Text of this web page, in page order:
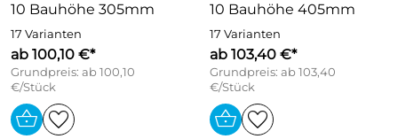
10 Bauhöhe 305mm
17 Varianten
ab 100,10 €*
Grundpreis: ab 100,10
€/Stück
10 Bauhöhe 405mm
17 Varianten
ab 103,40 €*
Grundpreis: ab 103,40
€/Stück